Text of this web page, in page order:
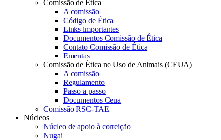
Comissão de Ética
A comissão
Código de Ética
Links importantes
Documentos Comissão de Ética
Contato Comissão de Ética
Ementas
Comissão de Ética no Uso de Animais (CEUA)
A comissão
Regulamento
Passo a passo
Documentos Ceua
Comissão RSC-TAE
Núcleos
Núcleo de apoio à correição
Nugai